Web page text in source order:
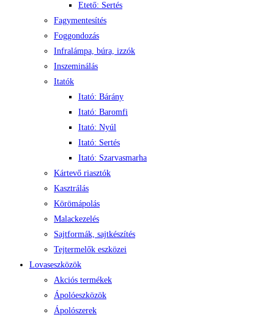
Etető: Sertés
Fagymentesítés
Foggondozás
Infralámpa, búra, izzók
Inszeminálás
Itatók
Itató: Bárány
Itató: Baromfi
Itató: Nyúl
Itató: Sertés
Itató: Szarvasmarha
Kártevő riasztók
Kasztrálás
Körömápolás
Malackezelés
Sajtformák, sajtkészítés
Tejtermelők eszközei
Lovaseszközök
Akciós termékek
Ápolóeszközök
Ápolószerek